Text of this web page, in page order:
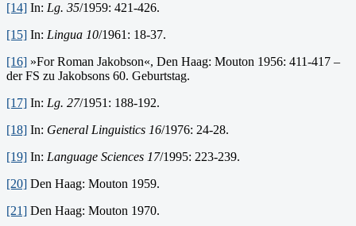
[14] In: Lg. 35/1959: 421-426.
[15] In: Lingua 10/1961: 18-37.
[16] »For Roman Jakob­son«, Den Haag: Mouton 1956: 411-417 –
der FS zu Jakobsons 60. Geburtstag.
[17] In: Lg. 27/1951: 188-192.
[18] In: General Linguistics 16/1976: 24-28.
[19] In: Language Sciences 17/1995: 223-239.
[20] Den Haag: Mouton 1959.
[21] Den Haag: Mouton 1970.